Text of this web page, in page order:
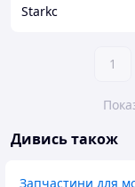
Starkс
1
Дивись також
Запчастини для